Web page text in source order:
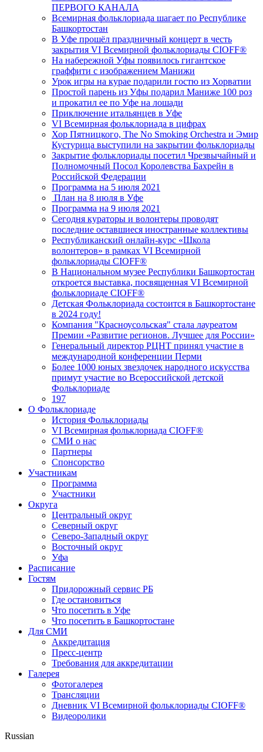
ПЕРВОГО КАНАЛА
Всемирная фольклориада шагает по Республике
Башкортостан
В Уфе прошёл праздничный концерт в честь
закрытия VI Всемирной фольклориады CIOFF®️
На набережной Уфы появилось гигантское
граффити с изображением Манижи
Урок игры на курае подарили гостю из Хорватии
Простой парень из Уфы подарил Маниже 100 роз
и прокатил ее по Уфе на лошади
Приключение итальянцев в Уфе
VI Всемирная фольклориада в цифрах
Хор Пятницкого, The No Smoking Orchestra и Эмир
Кустурица выступили на закрытии фольклориады
Закрытие фольклориады посетил Чрезвычайный и
Полномочный Посол Королевства Бахрейн в
Российской Федерации
Программа на 5 июля 2021
План на 8 июля в Уфе
Программа на 9 июля 2021
Сегодня кураторы и волонтеры проводят
последние оставшиеся иностранные коллективы
Республиканский онлайн-курс «Школа
волонтеров» в рамках VI Всемирной
фольклориады CIOFF®
В Национальном музее Республики Башкортостан
откроется выставка, посвященная VI Всемирной
фольклориаде CIOFF®️
Детская Фольклориада состоится в Башкортостане
в 2024 году!
Компания "Красноусольская" стала лауреатом
Премии «Развитие регионов. Лучшее для России»
Генеральный директор РЦНТ принял участие в
международной конференции Перми
Более 1000 юных звездочек народного искусства
примут участие во Всероссийской детской
Фольклориаде
197
О Фольклориаде
История Фольклориады
VI Всемирная фольклориада CIOFF®
СМИ о нас
Партнеры
Спонсорство
Участникам
Программа
Участники
Округа
Центральный округ
Северный округ
Северо-Западный округ
Восточный округ
Уфа
Расписание
Гостям
Придорожный сервис РБ
Где остановиться
Что посетить в Уфе
Что посетить в Башкортостане
Для СМИ
Аккредитация
Пресс-центр
Требования для аккредитации
Галерея
Фотогалерея
Трансляции
Дневник VI Всемирной фольклориады CIOFF®
Видеоролики
Russian